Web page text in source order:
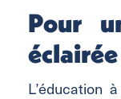
Pour
éclairée
L’éducation